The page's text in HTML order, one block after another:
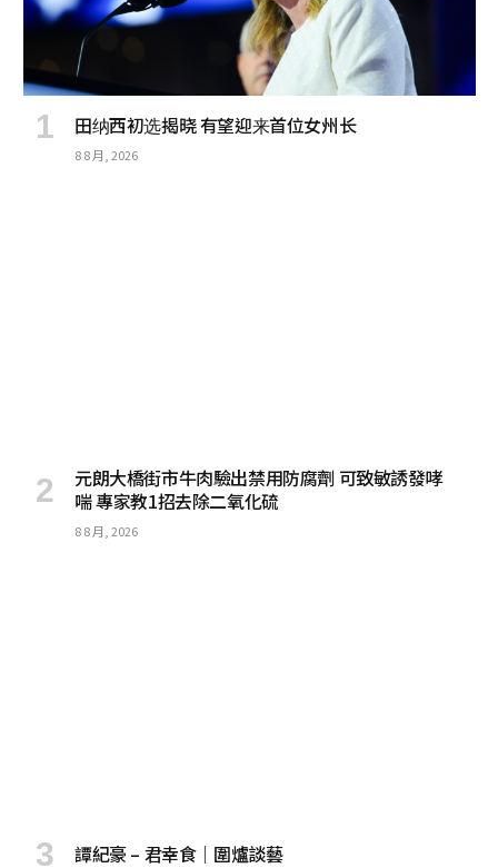
田纳西初选揭晓 有望迎来首位女州长
8 8 月, 2026
元朗大橋街市牛肉驗出禁用防腐劑 可致敏誘發哮
喘 專家教1招去除二氧化硫
8 8 月, 2026
譚紀豪 – 君幸食｜圍爐談藝